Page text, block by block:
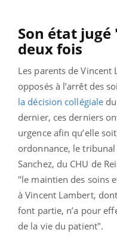
Son état
deux fois
Les parents de
opposés à l’arrêt des
la décision collégiale
dernier, ces derniers
urgence afin qu’elle
ordonnance, le
Sanchez, du CHU de
"le maintien des soins
à Vincent Lambert,
font partie, n’a pour
de la vie du patient".